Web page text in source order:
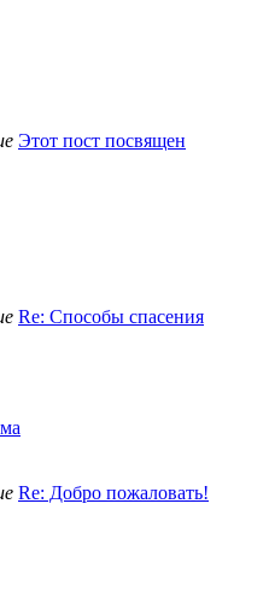
Этот пост посвящен
Re: Способы спасения
Re: Добро пожаловать!